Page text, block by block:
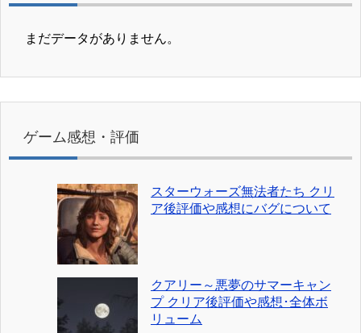
まだデータがありません。
ゲーム感想・評価
スターウォーズ無法者たち クリ
ア後評価や感想にバグについて
クアリー～悪夢のサマーキャン
プ クリア後評価や感想･全体ボ
リューム